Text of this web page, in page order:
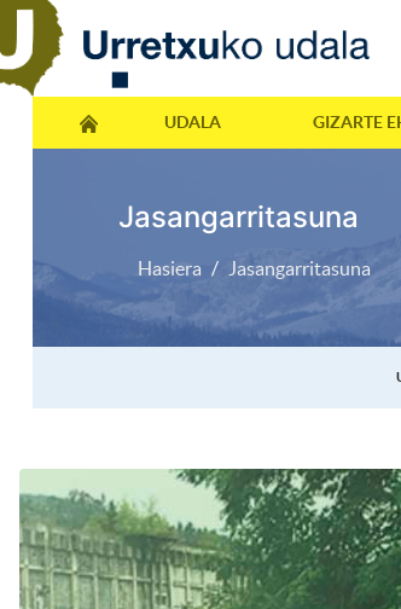
UDALA GIZARTE
Jasangarritasuna
Hasiera Jasangarritasuna